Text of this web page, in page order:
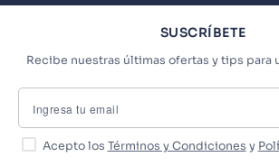
SUSCRÍBETE
Recibe nuestras últimas ofertas y tips para
Acepto los Términos y Condiciones y